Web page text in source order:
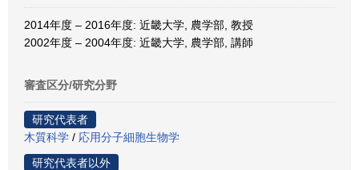
2014年度 – 2016年度: 近畿大学, 農学部, 教授
2002年度 – 2004年度: 近畿大学, 農学部, 講師
審査区分/研究分野
研究代表者
木質科学 / 応用分子細胞生物学
研究代表者以外